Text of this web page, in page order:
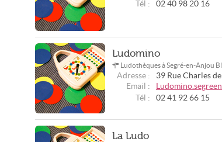
Tél :
02 40 98 20 16
Ludomino
Ludothèques à Segré-en-Anjou
Adresse : 39 Rue Charles
Email :
Tél :
02 41 92 66 15
La Ludo